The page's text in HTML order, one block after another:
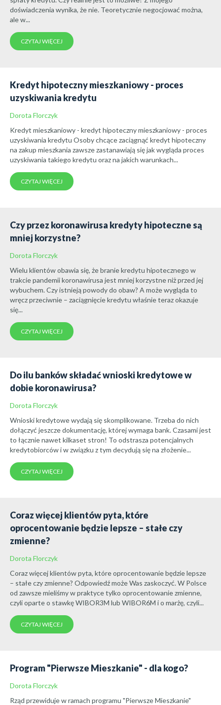
doświadczenia wynika, że nie. Teoretycznie negocjować można,
ale w...
CZYTAJ WIĘCEJ
Kredyt hipoteczny mieszkaniowy - proces
uzyskiwania kredytu
Dorota Florczyk
Kredyt mieszkaniowy - kredyt hipoteczny mieszkaniowy - proces
uzyskiwania kredytu Osoby chcące zaciągnąć kredyt hipoteczny
na zakup mieszkania zawsze zastanawiają się jak wygląda proces
uzyskiwania takiego kredytu oraz na jakich warunkach...
CZYTAJ WIĘCEJ
Czy przez koronawirusa kredyty hipoteczne są
mniej korzystne?
Dorota Florczyk
Wielu klientów obawia się, że branie kredytu hipotecznego w
trakcie pandemii koronawirusa jest mniej korzystne niż przed jej
wybuchem. Czy istnieją powody do obaw? A może wygląda to
wręcz przeciwnie – zaciągnięcie kredytu właśnie teraz okazuje
się...
CZYTAJ WIĘCEJ
Do ilu banków składać wnioski kredytowe w
dobie koronawirusa?
Dorota Florczyk
Wnioski kredytowe wydają się skomplikowane. Trzeba do nich
dołączyć jeszcze dokumentację, której wymaga bank. Czasami jest
to łącznie nawet kilkaset stron! To odstrasza potencjalnych
kredytobiorców i w związku z tym decydują się na złożenie...
CZYTAJ WIĘCEJ
Coraz więcej klientów pyta, które
oprocentowanie będzie lepsze – stałe czy
zmienne?
Dorota Florczyk
Coraz więcej klientów pyta, które oprocentowanie będzie lepsze
– stałe czy zmienne? Odpowiedź może Was zaskoczyć. W Polsce
od zawsze mieliśmy w praktyce tylko oprocentowanie zmienne,
czyli oparte o stawkę WIBOR3M lub WIBOR6M i o marżę, czyli...
CZYTAJ WIĘCEJ
Program "Pierwsze Mieszkanie" - dla kogo?
Dorota Florczyk
Rząd przewiduje w ramach programu "Pierwsze Mieszkanie"